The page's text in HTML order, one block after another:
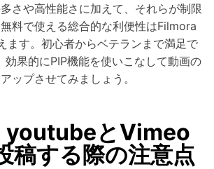
さや高性能さに加えて、それらが制限
料で使える総合的な利便性はFilmora
ます。初心者からベテランまで満足で
効果的にPIP機能を使いこなして動画の
ップさせてみましょう。
youtubeとVimeo
稿する際の注意点